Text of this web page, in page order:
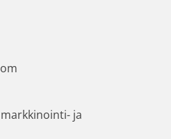
markkinointi- ja